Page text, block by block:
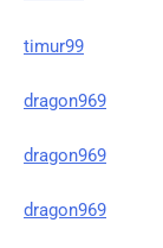
timur99
dragon969
dragon969
dragon969